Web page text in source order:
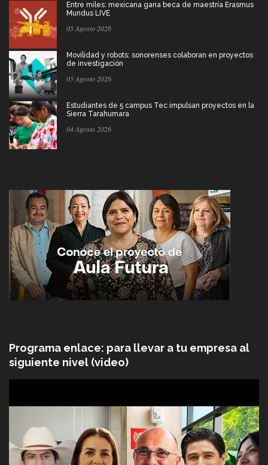
Entre miles: mexicana gana beca de maestría Erasmus
Mundus LIVE
05 Agosto 2026
Movilidad y robots: sonorenses colaboran en proyectos
de investigación
05 Agosto 2026
Estudiantes de 5 campus Tec impulsan proyectos en la
Sierra Tarahumara
04 Agosto 2026
Programa enlace: para llevar a tu empresa al
siguiente nivel (video)